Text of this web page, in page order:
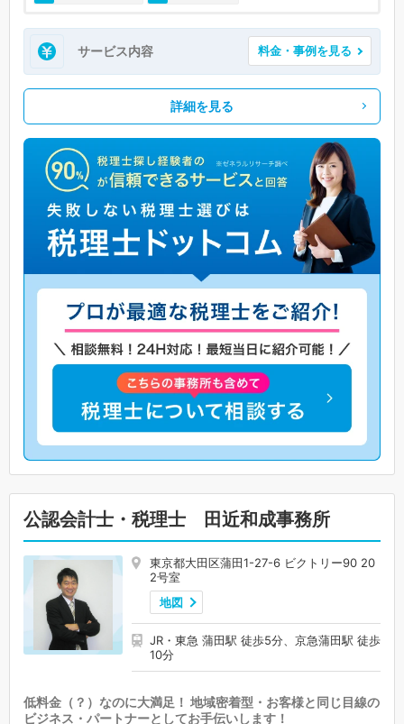
サービス内容 料金・事例を見る
詳細を見る
公認会計士・税理士 田近和成事務所
東京都大田区蒲田1-27-6 ビクトリー90 20
2号室
地図
JR・東急 蒲田駅 徒歩5分、京急蒲田駅 徒歩
10分
低料金（？）なのに大満足！ 地域密着型・お客様と同じ目線の
ビジネス・パートナーとしてお手伝いします！